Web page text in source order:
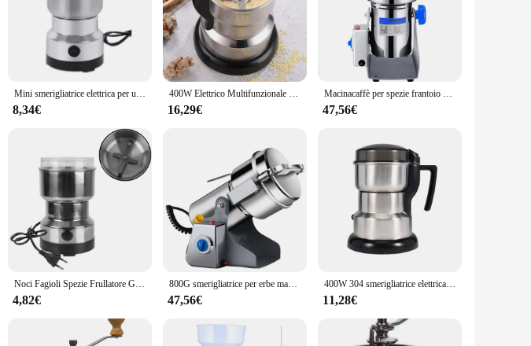
alternative is meticulously crafted from high-grade durable metal and plastic, ensuring
it a joy to use, while its minimal noise output ensures a peaceful environment. Its efficiency is
you're looking to power a remote cabin, a camping trip, or a small business, this generator
bring reliable power wherever you go. The set comes with all the necessary components for a
This generator is an excellent choice for those looking to reduce their carbon footprint. It's an
The fresa zekra endo is an adaptable solution that can be used in a variety of settings, from rural
Mini smerigliatrice elettrica per uso domestico 300ml ultrafine polverizzatore per alimenti per bambini macinacaffè spezie macinapepe mulino per cereali 4 lame
8,34€
400W Elettrico Multifunzionale Macinacaffè Cucina Cereali Noci Fagioli Spezie Grani Smerigliatrice Macchina Per La Casa Macinacaffè
16,29€
Macinacaffè per spezie frantoio per erbe per alimenti 800g tipo di altalena grani macinacaffè per macinacaffè intelligente ad alta velocità
47,56€
Noci Fagioli Spezie Frullatore Grani Smerigliatrice Macchina Da Cucina Multifunzionale Caffè Chopper Lame Macinacaffè Elettrico per la casa
4,82€
800G smerigliatrice per erbe macchina per caffè grano spezie mulino medicina miscelatore per grano smerigliatrice per alimenti secchi grande capacità in acciaio inossidabile
47,56€
400W 304 smerigliatrice elettrica in acciaio a otto pagine lama elettrica a macinazione rapida multifunzione Smash Machine fagioli di riso frullatore domestico
11,28€